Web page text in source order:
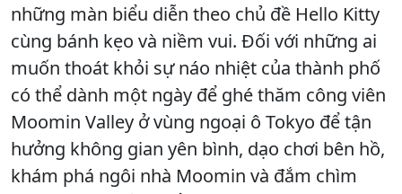
những màn biểu diễn theo chủ đề Hello Kitty
cùng bánh kẹo và niềm vui. Đối với những ai
muốn thoát khỏi sự náo nhiệt của thành phố
có thể dành một ngày để ghé thăm công viên
Moomin Valley ở vùng ngoại ô Tokyo để tận
hưởng không gian yên bình, dạo chơi bên hồ,
khám phá ngôi nhà Moomin và đắm chìm